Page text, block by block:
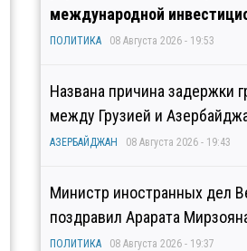
международной
ПОЛИТИКА 08 Августа 2026 - 19:53
Названа причина задержки
между Грузией и
АЗЕРБАЙДЖАН 08 Августа 2026 - 19:43
Министр иностранных дел
поздравил Арарата
ПОЛИТИКА 08 Августа 2026 - 19:37